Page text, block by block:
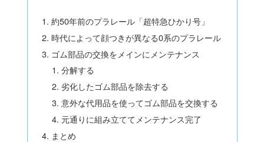
約50年前のプラレール「超特急ひかり号」
時代によって顔つきが異なる0系のプラレール
ゴム部品の交換をメインにメンテナンス
分解する
劣化したゴム部品を除去する
意外な代用品を使ってゴム部品を交換する
元通りに組み立ててメンテナンス完了
まとめ